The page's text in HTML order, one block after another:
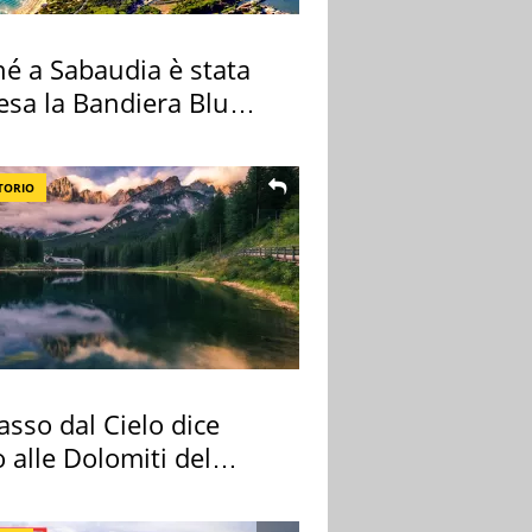
a Sabaudia è stata
la Bandiera Blu
dal Cielo dice
alle Dolomiti del